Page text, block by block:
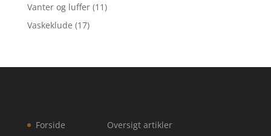
Vanter og luffer (11)
Vaskeklude (17)
Forside
Oversigt artikler